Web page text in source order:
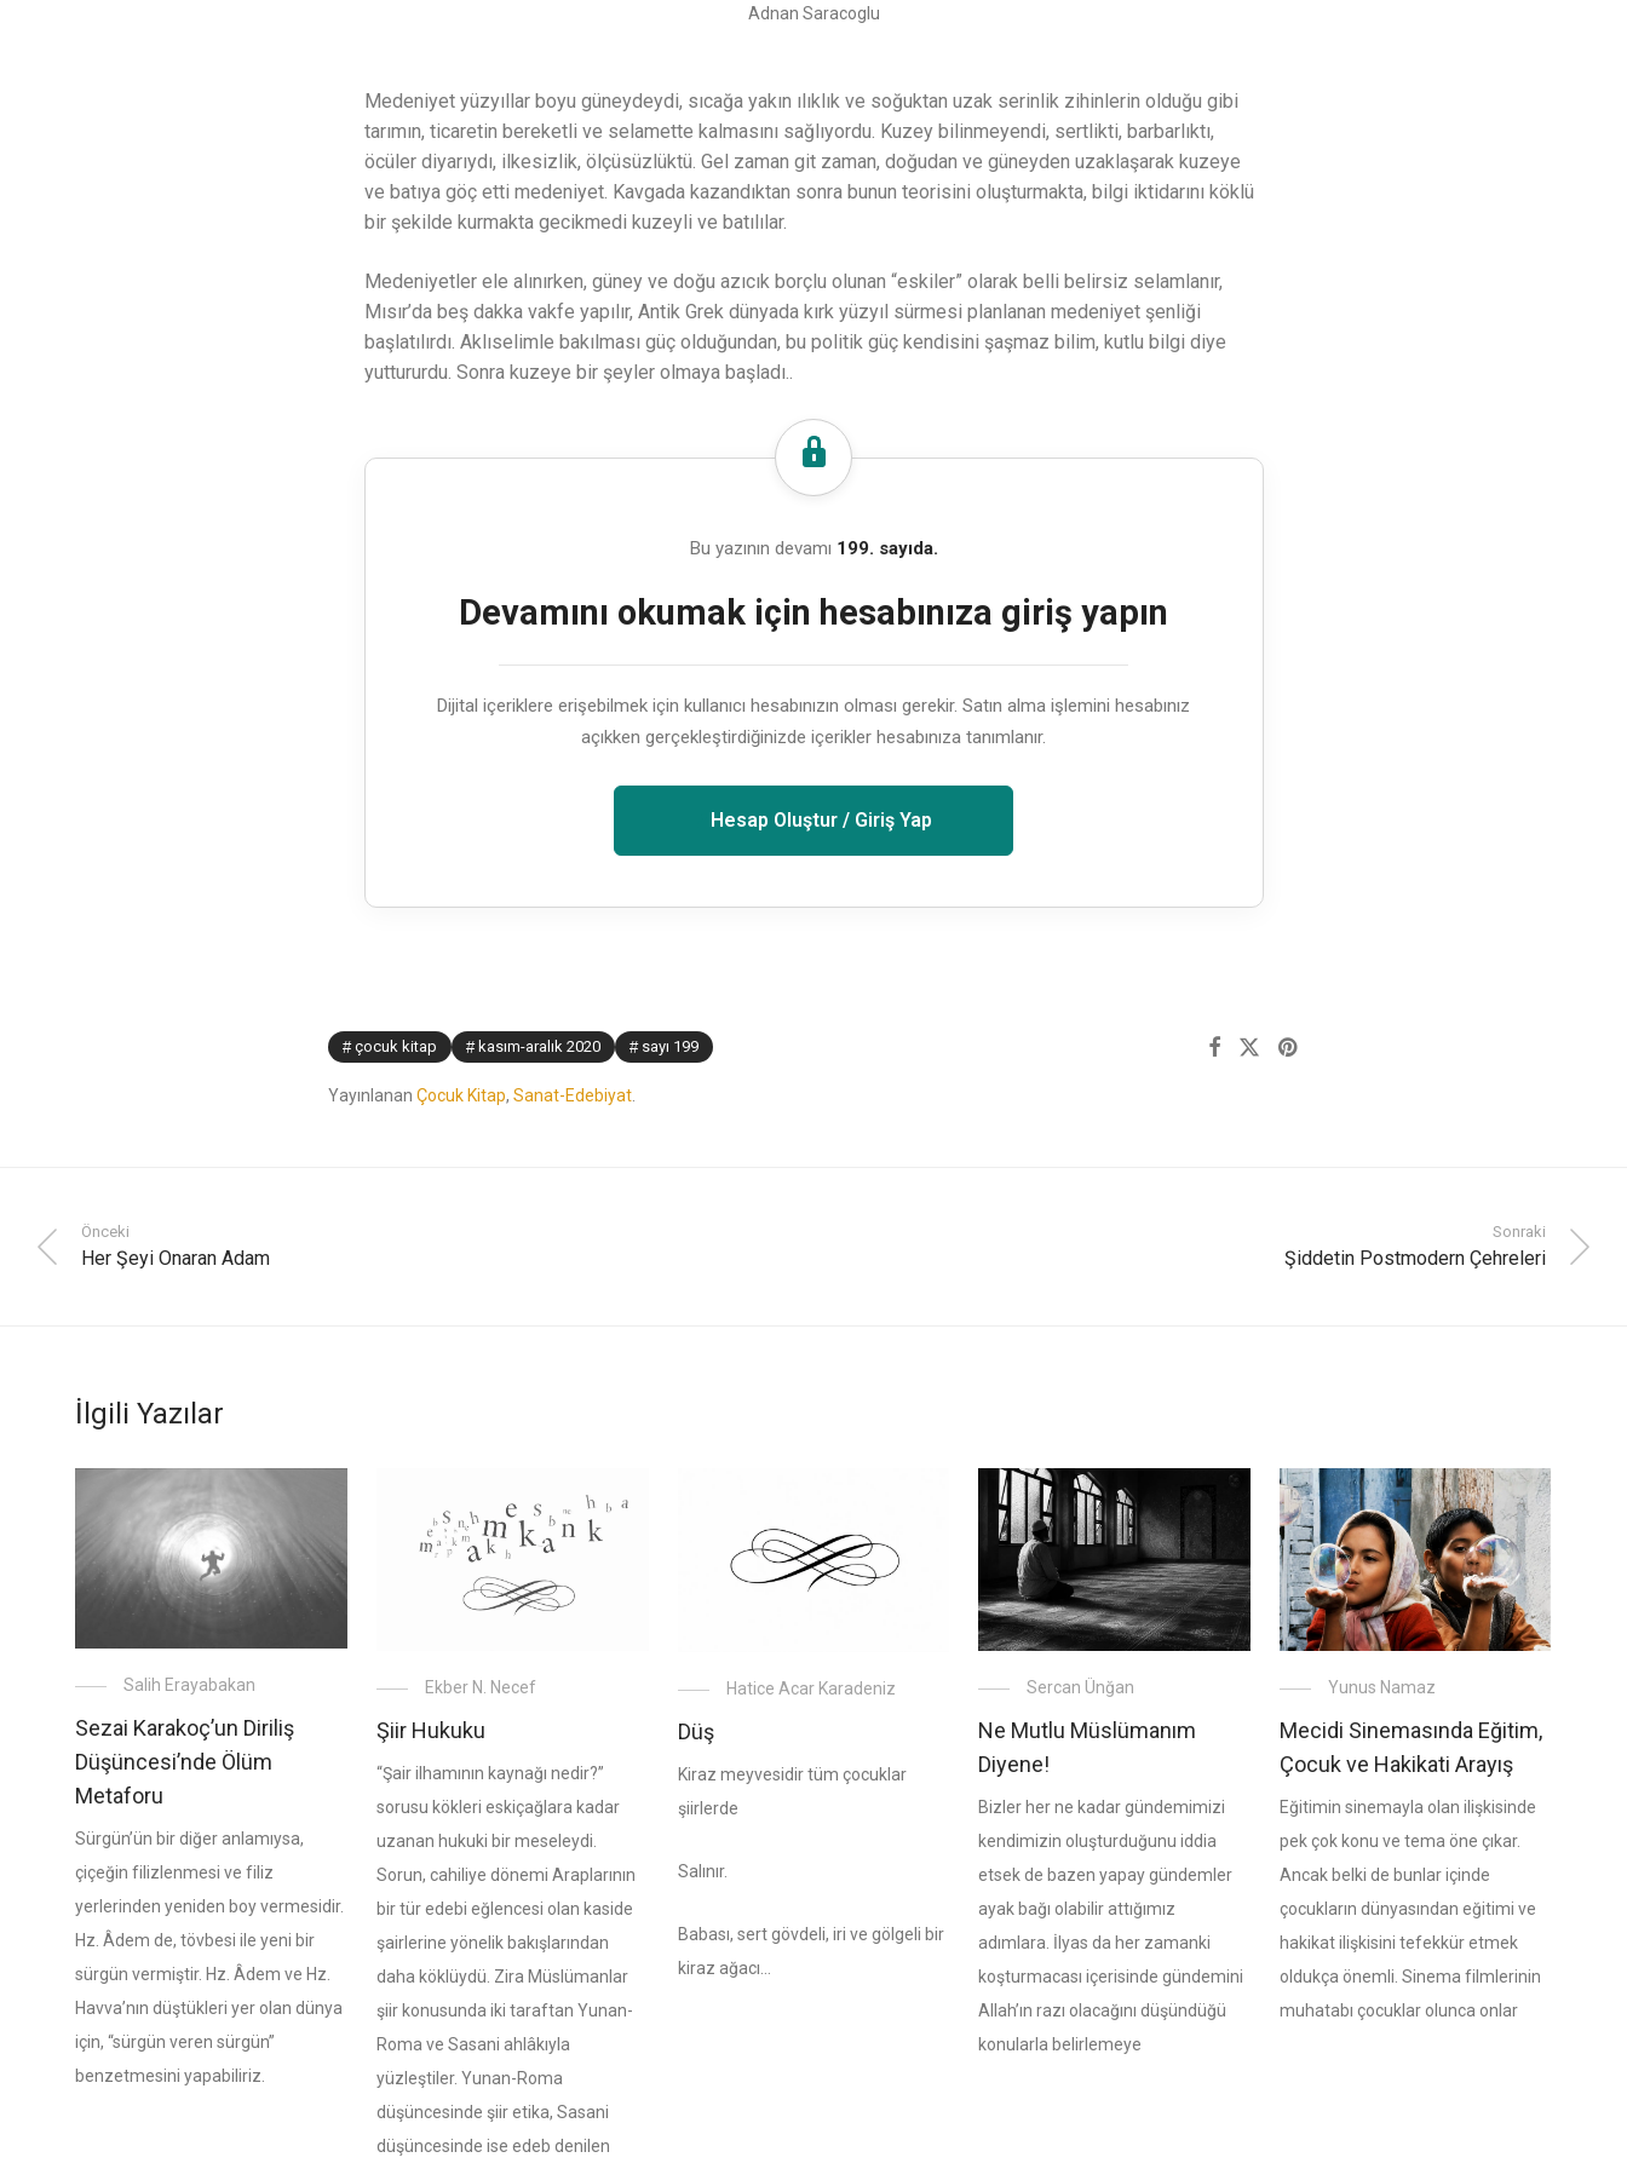
Adnan Saracoglu
Medeniyet yüzyıllar boyu güneydeydi, sıcağa yakın ılıklık ve soğuktan uzak serinlik zihinlerin olduğu gibi
tarımın, ticaretin bereketli ve selamette kalmasını sağlıyordu. Kuzey bilinmeyendi, sertlikti, barbarlıktı,
öcüler diyarıydı, ilkesizlik, ölçüsüzlüktü. Gel zaman git zaman, doğudan ve güneyden uzaklaşarak kuzeye
ve batıya göç etti medeniyet. Kavgada kazandıktan sonra bunun teorisini oluşturmakta, bilgi iktidarını köklü
bir şekilde kurmakta gecikmedi kuzeyli ve batılılar.
Medeniyetler ele alınırken, güney ve doğu azıcık borçlu olunan “eskiler” olarak belli belirsiz selamlanır,
Mısır’da beş dakka vakfe yapılır, Antik Grek dünyada kırk yüzyıl sürmesi planlanan medeniyet şenliği
başlatılırdı. Aklıselimle bakılması güç olduğundan, bu politik güç kendisini şaşmaz bilim, kutlu bilgi diye
yuttururdu. Sonra kuzeye bir şeyler olmaya başladı..
Bu yazının devamı 199. sayıda.
Devamını okumak için hesabınıza giriş yapın
Dijital içeriklere erişebilmek için kullanıcı hesabınızın olması gerekir. Satın alma işlemini hesabınız
açıkken gerçekleştirdiğinizde içerikler hesabınıza tanımlanır.
Hesap Oluştur / Giriş Yap
çocuk kitap kasım-aralık 2020 sayı 199
Yayınlanan Çocuk Kitap, Sanat-Edebiyat.
Önceki
Her Şeyi Onaran Adam
Sonraki
Şiddetin Postmodern Çehreleri
İlgili Yazılar
Salih Erayabakan
Sezai Karakoç’un Diriliş
Düşüncesi’nde Ölüm
Metaforu
Sürgün’ün bir diğer anlamıysa,
çiçeğin filizlenmesi ve filiz
yerlerinden yeniden boy vermesidir.
Hz. Âdem de, tövbesi ile yeni bir
sürgün vermiştir. Hz. Âdem ve Hz.
Havva’nın düştükleri yer olan dünya
için, “sürgün veren sürgün”
benzetmesini yapabiliriz.
Ekber N. Necef
Şiir Hukuku
“Şair ilhamının kaynağı nedir?”
sorusu kökleri eskiçağlara kadar
uzanan hukuki bir meseleydi.
Sorun, cahiliye dönemi Araplarının
bir tür edebi eğlencesi olan kaside
şairlerine yönelik bakışlarından
daha köklüydü. Zira Müslümanlar
şiir konusunda iki taraftan Yunan-
Roma ve Sasani ahlâkıyla
yüzleştiler. Yunan-Roma
düşüncesinde şiir etika, Sasani
düşüncesinde ise edeb denilen
Hatice Acar Karadeniz
Düş
Kiraz meyvesidir tüm çocuklar
şiirlerde
Salınır.
Babası, sert gövdeli, iri ve gölgeli bir
kiraz ağacı…
Sercan Ünğan
Ne Mutlu Müslümanım
Diyene!
Bizler her ne kadar gündemimizi
kendimizin oluşturduğunu iddia
etsek de bazen yapay gündemler
ayak bağı olabilir attığımız
adımlara. İlyas da her zamanki
koşturmacası içerisinde gündemini
Allah’ın razı olacağını düşündüğü
konularla belirlemeye
Yunus Namaz
Mecidi Sinemasında Eğitim,
Çocuk ve Hakikati Arayış
Eğitimin sinemayla olan ilişkisinde
pek çok konu ve tema öne çıkar.
Ancak belki de bunlar içinde
çocukların dünyasından eğitimi ve
hakikat ilişkisini tefekkür etmek
oldukça önemli. Sinema filmlerinin
muhatabı çocuklar olunca onlar